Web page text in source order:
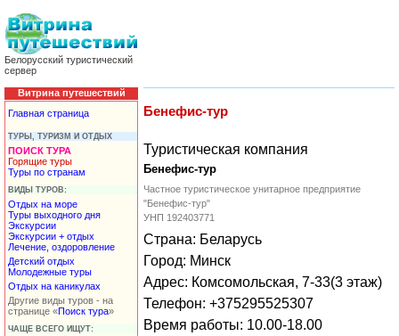
Белорусский туристический
сервер
Витрина путешествий
Главная страница
ТУРЫ, ТУРИЗМ И ОТДЫХ
ПОИСК ТУРА
Горящие туры
Туры по странам
ВИДЫ ТУРОВ:
Отдых на море
Туры выходного дня
Экскурсии
Экскурсии + отдых
Лечение, оздоровление
Детский отдых
Молодежные туры
Отдых на каникулах
Другие виды туров - на
странице «Поиск тура»
ЧАЩЕ ВСЕГО ИЩУТ:
Бенефис-тур
Туристическая компания
Бенефис-тур
Частное туристическое унитарное предприятие
"Бенефис-тур"
УНП 192403771
Страна: Беларусь
Город: Минск
Адрес: Комсомольская, 7-33(3 этаж)
Телефон: +375295525307
Время работы: 10.00-18.00